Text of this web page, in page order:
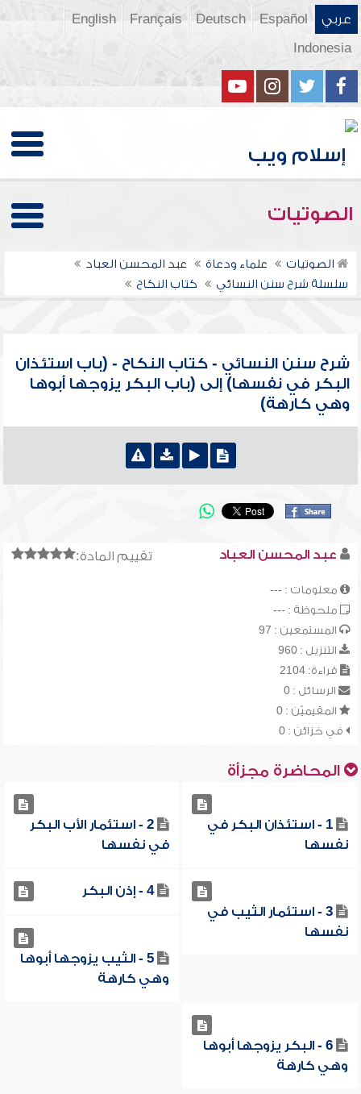
عربي Español
Deutsch
Français
English
Indonesia
الصوتيات
الصوتيات علماء ودعاة
عبد المحسن العباد
سلسلة شرح سنن النسائي
كتاب النكاح
شرح سنن النسائي - كتاب النكاح - (باب استئذان
البكر في نفسها) إلى (باب البكر يزوجها أبوها
وهي كارهة)
تقييم المادة: عبد المحسن العباد
معلومات : ---
ملحوظة : ---
المستمعين : 97
التنزيل : 960
قراءة: 2104
الرسائل : 0
المقيميّن : 0
في خزائن : 0
المحاضرة مجزأة
1 - استئذان البكر في
نفسها
2 - استئمار الأب البكر
في نفسها
3 - استئمار الثيب في
نفسها
4 - إذن البكر
5 - الثيب يزوجها أبوها
وهي كارهة
6 - البكر يزوجها أبوها
وهي كارهة